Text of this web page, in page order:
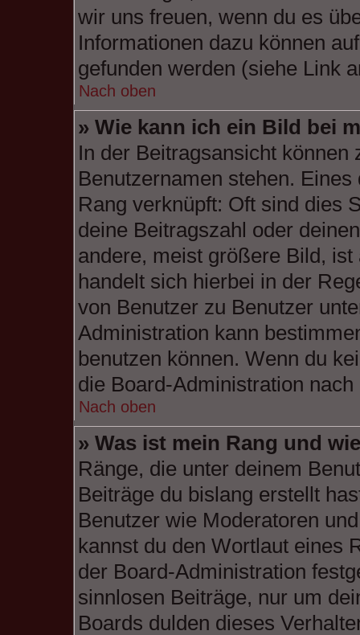
wir uns freuen, wenn du es
Informationen dazu können
gefunden werden (siehe Link
Nach oben
» Wie kann ich ein Bild bei
In der Beitragsansicht können
Benutzernamen stehen.
Rang verknüpft: Oft sind dies
deine Beitragszahl oder
andere, meist größere Bild, ist
handelt sich hierbei in der
von Benutzer zu Benutzer
Administration kann
benutzen können. Wenn du
die Board-Administration
Nach oben
» Was ist mein Rang und
Ränge, die unter deinem
Beiträge du bislang erstellt
Benutzer wie Moderatoren
kannst du den Wortlaut eines
der Board-Administration
sinnlosen Beiträge, nur um
Boards dulden dieses